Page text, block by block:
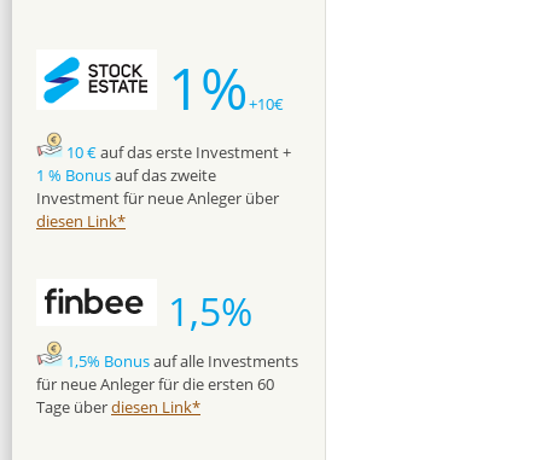
1%+10€
10 €auf das erste Investment +
1 % Bonusauf das zweite
Investment für neue Anleger über
diesen Link*
1,5%
1,5% Bonusauf alle Investments
für neue Anleger für die ersten 60
Tage überdiesen Link*